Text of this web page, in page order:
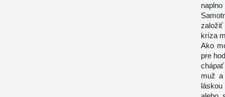
založiť
kríza
Ako
pre
muž